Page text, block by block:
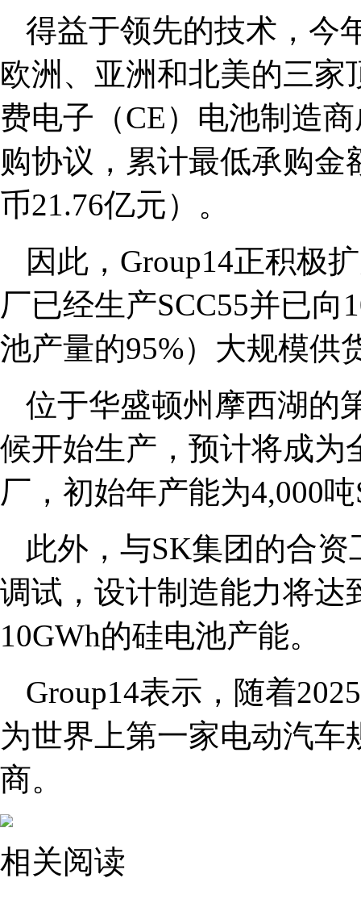
得益于领先的技术，今
欧洲、亚洲和北美的三
费电子（CE）电池制造
购协议，累计最低承购
币21.76亿元）。
因此，Group14正积极
厂已经生产SCC55并已
池产量的95%）大规模供
位于华盛顿州摩西湖的
候开始生产，预计将成为
厂，初始年产能为4,000
此外，与SK集团的合
调试，设计制造能力将达
10GWh的硅电池产能。
Group14表示，随着
为世界上第一家电动汽
商。
相关阅读